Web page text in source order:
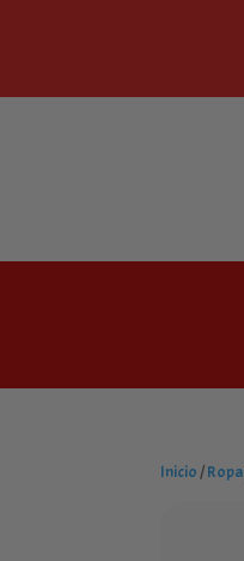
Inicio /